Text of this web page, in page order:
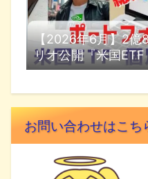
【2026年6月】2億
リオ公開『米国
お問い合わせはこち